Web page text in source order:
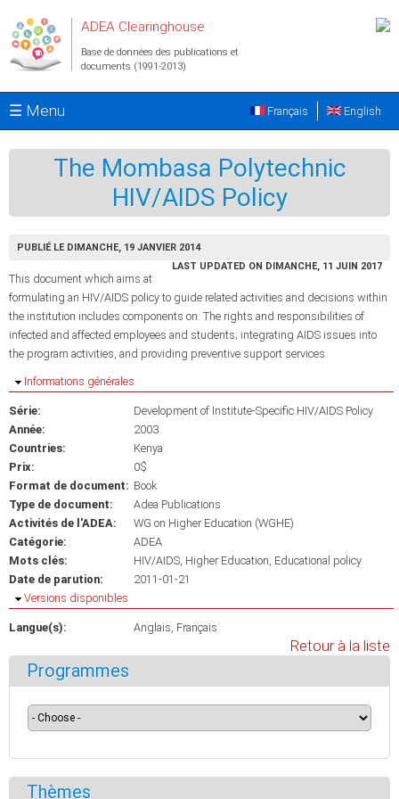
ADEA Clearinghouse
Base de données des publications et
documents (1991-2013)
☰ Menu English
Français
The Mombasa Polytechnic
HIV/AIDS Policy
PUBLIÉ LE DIMANCHE, 19 JANVIER 2014
LAST UPDATED ON DIMANCHE, 11 JUIN 2017
This document which aims at
formulating an HIV/AIDS policy to guide related activities and decisions within
the institution includes components on: The rights and responsibilities of
infected and affected employees and students; integrating AIDS issues into
the program activities, and providing preventive support services.
Masquer
Informations générales
Série:
Development of Institute-Specific HIV/AIDS Policy
Année:
2003
Countries:
Kenya
Prix:
0$
Format de document: Book
Type de document:
Adea Publications
Activités de l'ADEA:
WG on Higher Education (WGHE)
Catégorie:
ADEA
Mots clés:
HIV/AIDS Higher Education Educational policy
Date de parution:
2011-01-21
Masquer
Versions disponibles
Langue(s): Anglais Français
Retour à la liste
Programmes
Thèmes